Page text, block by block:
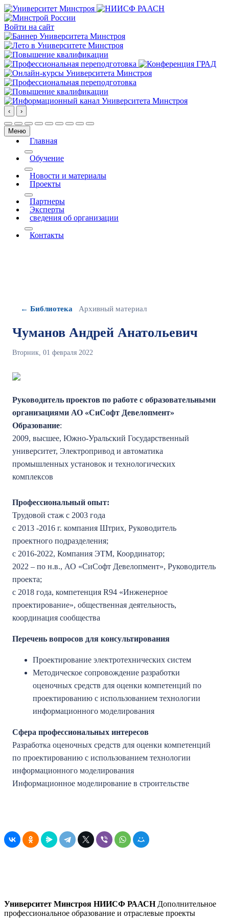
Войти на сайт
‹ ›
Меню
Главная
More about: Главная
Обучение
More about: Обучение
Новости и материалы
Проекты
More about: Проекты
Партнеры
Эксперты
сведения об организации
More about: сведения об организации
Контакты
← Библиотека Архивный материал
Чуманов Андрей Анатольевич
Вторник, 01 февраля 2022
Руководитель проектов по работе с образовательными
организациями АО «СиСофт Девелопмент»
Образование:
2009, высшее, Южно-Уральский Государственный
университет, Электропривод и автоматика
промышленных установок и технологических
комплексов
Профессиональный опыт:
Трудовой стаж с 2003 года
с 2013 -2016 г. компания Штрих, Руководитель
проектного подразделения;
с 2016-2022, Компания ЭТМ, Координатор;
2022 – по н.в., АО «СиСофт Девелопмент», Руководитель
проекта;
с 2018 года, компетенция R94 «Инженерное
проектирование», общественная деятельность,
координация сообщества
Перечень вопросов для консультирования
Проектирование электротехнических систем
Методическое сопровождение разработки
оценочных средств для оценки компетенций по
проектированию с использованием технологии
информационного моделирования
Сфера профессиональных интересов
Разработка оценочных средств для оценки компетенций
по проектированию с использованием технологии
информационного моделирования
Информационное моделирование в строительстве
Университет Минстроя НИИСФ РААСН Дополнительное
профессиональное образование и отраслевые проекты